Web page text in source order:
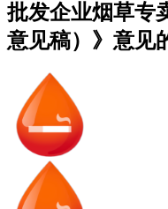
批发企业烟草专
意见稿）》意见